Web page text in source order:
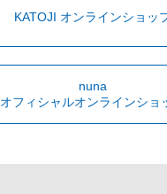
KATOJI オンラインショッ
nuna
オフィシャルオンラインショ